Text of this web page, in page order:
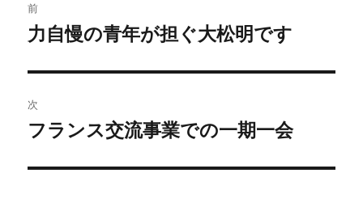
稿
ビ
ゲ
ー
前
前
投
稿:
力自慢の青年が担ぐ大松明です
次
次
投
フランス交流事業での一期一会